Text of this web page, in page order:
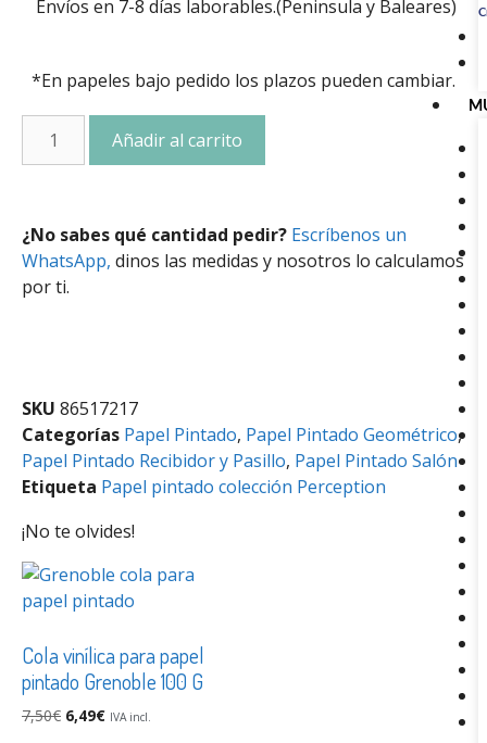
Envíos en 7-8 días laborables.(Peninsula y Baleares)
*En papeles bajo pedido los plazos pueden cambiar.
Añadir al carrito
¿No sabes qué cantidad pedir? Escríbenos un
WhatsApp, dinos las medidas y nosotros lo calculamos
por ti.
SKU 86517217
Categorías Papel Pintado, Papel Pintado Geométrico,
Papel Pintado Recibidor y Pasillo, Papel Pintado Salón
Etiqueta Papel pintado colección Perception
¡No te olvides!
Cola vinílica para papel
pintado Grenoble 100 G
7,50€ 6,49€ IVA incl.